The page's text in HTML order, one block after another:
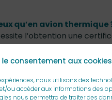
le consentement aux cookies
nous utilisons des
ou accéder aux informations des
nous permettra de traiter des
qu’en avion thermique
l’obtention une
au sol et en vol afin de
car il est certifié selon les